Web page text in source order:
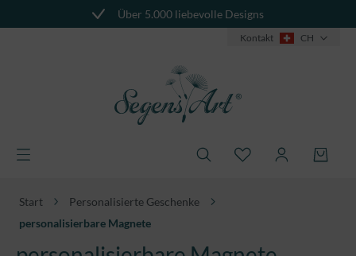
Über 5.000 liebevolle Designs
Kontakt CH
Start
Personalisierte Geschenke
personalisierbare Magnete